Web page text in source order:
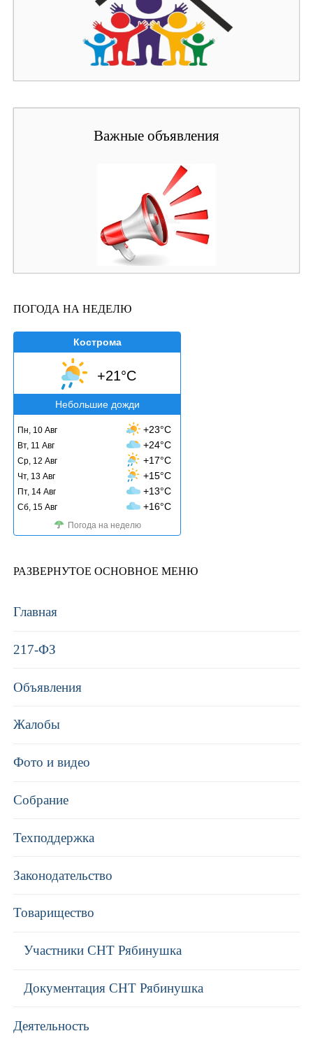
Важные объявления
ПОГОДА НА НЕДЕЛЮ
Кострома
+21°C
Небольшие дожди
Пн, 10 Авг +23°C
Вт, 11 Авг +24°C
Ср, 12 Авг +17°C
Чт, 13 Авг +15°C
Пт, 14 Авг +13°C
Сб, 15 Авг +16°C
Погода на неделю
РАЗВЕРНУТОЕ ОСНОВНОЕ МЕНЮ
Главная
217-ФЗ
Объявления
Жалобы
Фото и видео
Собрание
Техподдержка
Законодательство
Товарищество
Участники СНТ Рябинушка
Документация СНТ Рябинушка
Деятельность